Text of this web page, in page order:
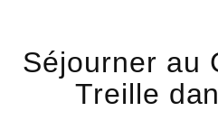
Séjourner au
Treille